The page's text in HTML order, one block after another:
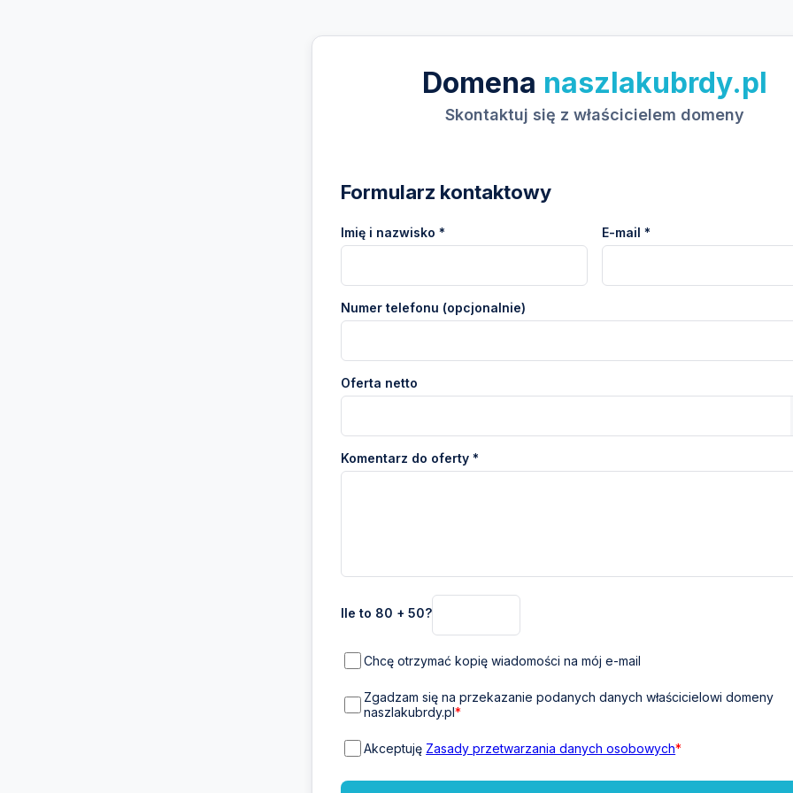
Domena naszlakubrdy.pl
Skontaktuj się z właścicielem domeny
Formularz kontaktowy
Imię i nazwisko * E-mail *
Numer telefonu (opcjonalnie)
Oferta netto
Komentarz do oferty *
Ile to 80 + 50?
Chcę otrzymać kopię wiadomości na mój e-mail
Zgadzam się na przekazanie podanych danych właścicielowi domeny
naszlakubrdy.pl*
Akceptuję Zasady przetwarzania danych osobowych*